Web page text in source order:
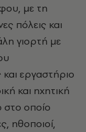
με τη
πόλεις και
γιορτή με
εργαστήριο
και ηχητική
στο οποίο
ηθοποιοί,